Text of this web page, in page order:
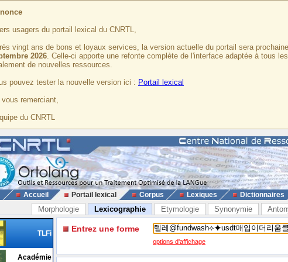
usagers du portail lexical du CNRTL,
vingt ans de bons et loyaux services, la version actuelle du portail sera
2026. Celle-ci apporte une refonte complète de l'interface adaptée à tous
de nouvelles ressources.
pouvez tester la nouvelle version ici : Portail lexical
vous remerciant,
du CNRTL
Accueil Portail lexical Corpus Lexiques Dictionnaires
Morphologie Lexicographie Etymologie Synonymie
TLFi
Académie
Entrez une forme
options d'affichage